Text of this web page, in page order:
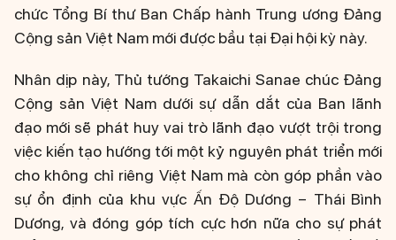
chức Tổng Bí thư Ban Chấp hành Trung ương Đảng
Cộng sản Việt Nam mới được bầu tại Đại hội kỳ này.
Nhân dịp này, Thủ tướng Takaichi Sanae chúc Đảng
Cộng sản Việt Nam dưới sự dẫn dắt của Ban lãnh
đạo mới sẽ phát huy vai trò lãnh đạo vượt trội trong
việc kiến tạo hướng tới một kỷ nguyên phát triển mới
cho không chỉ riêng Việt Nam mà còn góp phần vào
sự ổn định của khu vực Ấn Độ Dương – Thái Bình
Dương, và đóng góp tích cực hơn nữa cho sự phát